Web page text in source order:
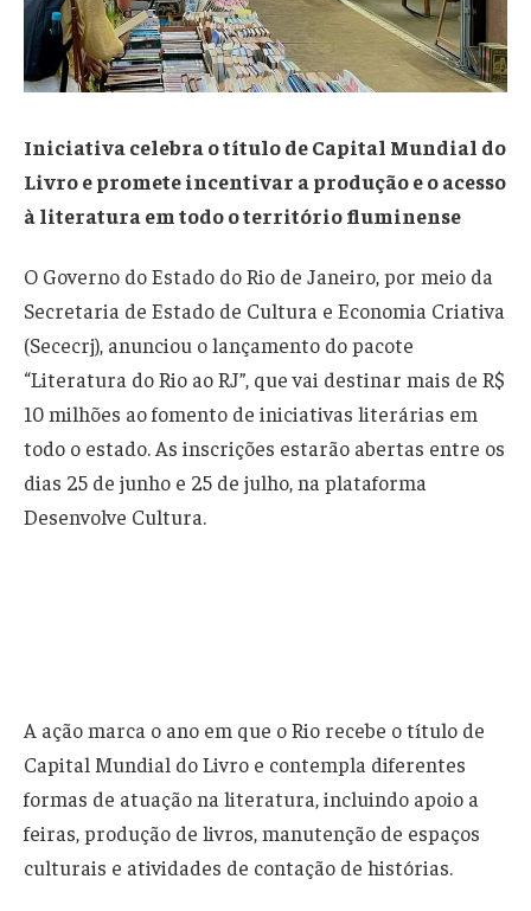
Iniciativa celebra o título de Capital Mundial do
Livro e promete incentivar a produção e o acesso
à literatura em todo o território fluminense
O Governo do Estado do Rio de Janeiro, por meio da
Secretaria de Estado de Cultura e Economia Criativa
(Sececrj), anunciou o lançamento do pacote
“Literatura do Rio ao RJ”, que vai destinar mais de R$
10 milhões ao fomento de iniciativas literárias em
todo o estado. As inscrições estarão abertas entre os
dias 25 de junho e 25 de julho, na plataforma
Desenvolve Cultura.
A ação marca o ano em que o Rio recebe o título de
Capital Mundial do Livro e contempla diferentes
formas de atuação na literatura, incluindo apoio a
feiras, produção de livros, manutenção de espaços
culturais e atividades de contação de histórias.